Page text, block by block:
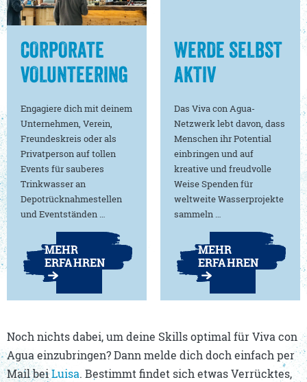
CORPORATE
VOLUNTEERING
Engagiere dich mit deinem
Unternehmen, Verein,
Freundeskreis oder als
Privatperson auf tollen
Events für sauberes
Trinkwasser an
Depotrücknahmestellen
und Eventständen …
MEHR
ERFAHREN
WERDE SELBST
AKTIV
Das Viva con Agua-
Netzwerk lebt davon, dass
Menschen ihr Potential
einbringen und auf
kreative und freudvolle
Weise Spenden für
weltweite Wasserprojekte
sammeln …
MEHR
ERFAHREN
Noch nichts dabei, um deine Skills optimal für Viva con
Agua einzubringen? Dann melde dich doch einfach per
Mail beiLuisa. Bestimmt findet sich etwas Verrücktes,